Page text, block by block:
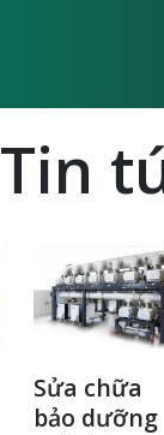
Tin
Sửa chữa
bảo dưỡng